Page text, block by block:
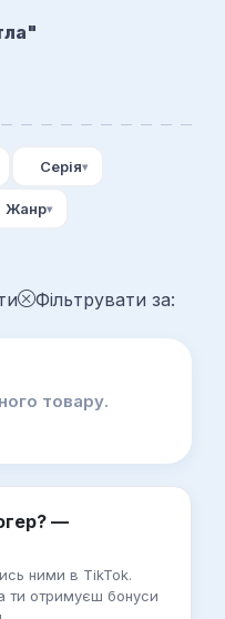
Серія
Жанр
Фільтрувати за:
товару.
—
ними в TikTok.
ти отримуєш бонуси